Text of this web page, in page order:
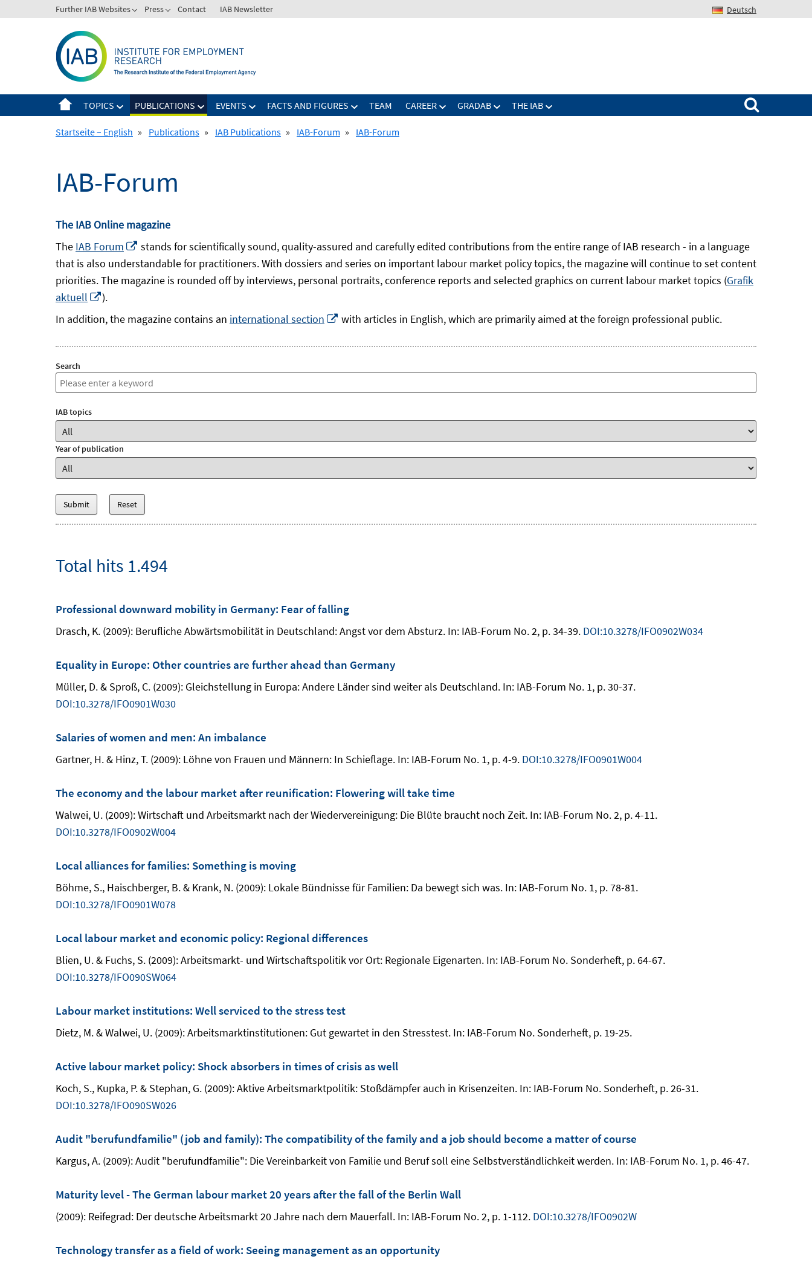
to
Further IAB Websites Press Contact IAB Newsletter Deutsch
TOPICS PUBLICATIONS EVENTS FACTS AND FIGURES TEAM CAREER GRADAB THE IAB
Search for:
Startseite – English » Publications » IAB Publications » IAB-Forum » IAB-Forum
IAB-Forum
The IAB Online magazine
The IAB Forum
Opens
in
a
window
stands for scientifically sound, quality-assured and carefully edited contributions from the entire range of IAB research - in a language
that is also understandable for practitioners. With dossiers and series on important labour market policy topics, the magazine will continue to set content
priorities. The magazine is rounded off by interviews, personal portraits, conference reports and selected graphics on current labour market topics (Grafik
aktuell
Opens
new
).
In addition, the magazine contains an international section
Opens
new
with articles in English, which are primarily aimed at the foreign professional public.
Search
IAB topics
Year of publication
Total hits 1.494
Professional downward mobility in Germany: Fear of falling
Drasch, K. (2009): Berufliche Abwärtsmobilität in Deutschland: Angst vor dem Absturz. In: IAB-Forum No. 2, p. 34-39. DOI:10.3278/IFO0902W034
Equality in Europe: Other countries are further ahead than Germany
Müller, D. & Sproß, C. (2009): Gleichstellung in Europa: Andere Länder sind weiter als Deutschland. In: IAB-Forum No. 1, p. 30-37.
DOI:10.3278/IFO0901W030
Salaries of women and men: An imbalance
Gartner, H. & Hinz, T. (2009): Löhne von Frauen und Männern: In Schieflage. In: IAB-Forum No. 1, p. 4-9. DOI:10.3278/IFO0901W004
The economy and the labour market after reunification: Flowering will take time
Walwei, U. (2009): Wirtschaft und Arbeitsmarkt nach der Wiedervereinigung: Die Blüte braucht noch Zeit. In: IAB-Forum No. 2, p. 4-11.
DOI:10.3278/IFO0902W004
Local alliances for families: Something is moving
Böhme, S., Haischberger, B. & Krank, N. (2009): Lokale Bündnisse für Familien: Da bewegt sich was. In: IAB-Forum No. 1, p. 78-81.
DOI:10.3278/IFO0901W078
Local labour market and economic policy: Regional differences
Blien, U. & Fuchs, S. (2009): Arbeitsmarkt- und Wirtschaftspolitik vor Ort: Regionale Eigenarten. In: IAB-Forum No. Sonderheft, p. 64-67.
DOI:10.3278/IFO090SW064
Labour market institutions: Well serviced to the stress test
Dietz, M. & Walwei, U. (2009): Arbeitsmarktinstitutionen: Gut gewartet in den Stresstest. In: IAB-Forum No. Sonderheft, p. 19-25.
Active labour market policy: Shock absorbers in times of crisis as well
Koch, S., Kupka, P. & Stephan, G. (2009): Aktive Arbeitsmarktpolitik: Stoßdämpfer auch in Krisenzeiten. In: IAB-Forum No. Sonderheft, p. 26-31.
DOI:10.3278/IFO090SW026
Audit "berufundfamilie" (job and family): The compatibility of the family and a job should become a matter of course
Kargus, A. (2009): Audit "berufundfamilie": Die Vereinbarkeit von Familie und Beruf soll eine Selbstverständlichkeit werden. In: IAB-Forum No. 1, p. 46-47.
Maturity level - The German labour market 20 years after the fall of the Berlin Wall
(2009): Reifegrad: Der deutsche Arbeitsmarkt 20 Jahre nach dem Mauerfall. In: IAB-Forum No. 2, p. 1-112. DOI:10.3278/IFO0902W
Technology transfer as a field of work: Seeing management as an opportunity